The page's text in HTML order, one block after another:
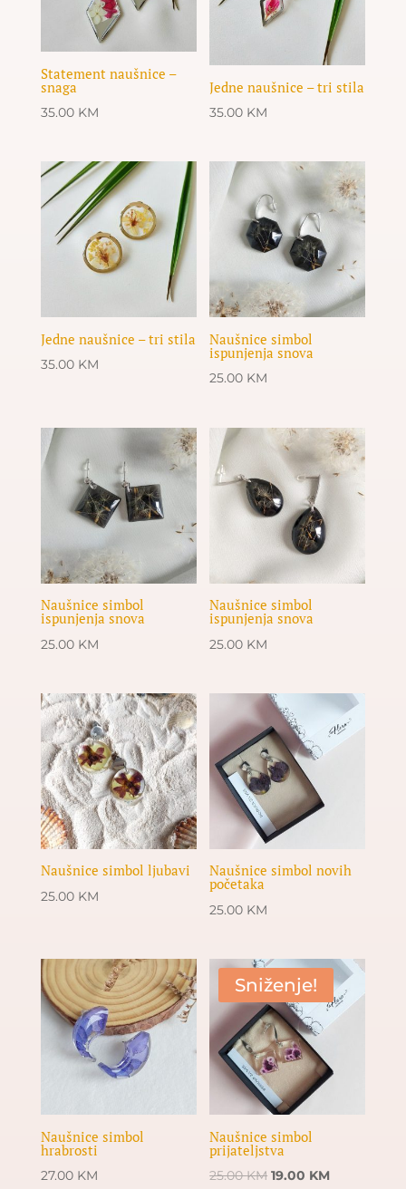
Statement naušnice –
snaga
35.00 KM
Jedne naušnice – tri stila
35.00 KM
Jedne naušnice – tri stila
35.00 KM
Naušnice simbol
ispunjenja snova
25.00 KM
Naušnice simbol
ispunjenja snova
25.00 KM
Naušnice simbol
ispunjenja snova
25.00 KM
Naušnice simbol ljubavi
25.00 KM
Naušnice simbol novih
početaka
25.00 KM
Naušnice simbol
hrabrosti
27.00 KM
Sniženje!
Naušnice simbol
prijateljstva
25.00KM Original
19.00 KMCurrent